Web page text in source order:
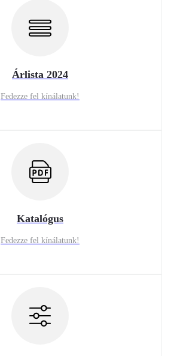
Árlista 2024
Fedezze fel kínálatunk!
Katalógus
Fedezze fel kínálatunk!